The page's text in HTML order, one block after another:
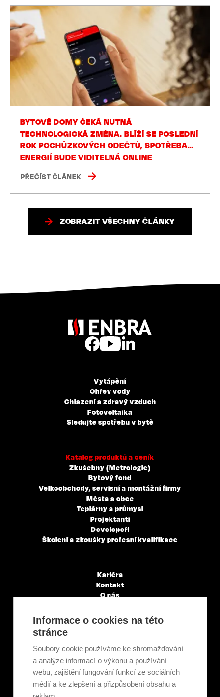
BYTOVÉ DOMY ČEKÁ NUTNÁ
TECHNOLOGICKÁ ZMĚNA. BLÍŽÍ SE POSLEDNÍ
ROK POCHŮZKOVÝCH ODEČTŮ, SPOTŘEBA
ENERGIÍ BUDE VIDITELNÁ ONLINE
PŘEČÍST ČLÁNEK
ZOBRAZIT VŠECHNY ČLÁNKY
Vytápění
Ohřev vody
Chlazení a zdravý vzduch
Fotovoltaika
Sledujte spotřebu v bytě
Katalog produktů a ceník
Zkušebny (Metrologie)
Bytový fond
Velkoobchody, servisní a montážní firmy
Města a obce
Teplárny a průmysl
Projektanti
Developeři
Školení a zkoušky profesní kvalifikace
Kariéra
Kontakt
O nás
Články a novinky
GDPR & Cookies
Ekologická recyklace
Projekty EU
Intranet - Přihlášení
Přihlášení
Informace o cookies na této
stránce
Soubory cookie používáme ke shromažďování
a analýze informací o výkonu a používání
webu, zajištění fungování funkcí ze sociálních
médií a ke zlepšení a přizpůsobení obsahu a